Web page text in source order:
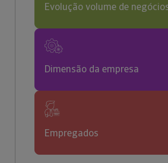
Evolução volume de
Dimensão da empresa
Empregados